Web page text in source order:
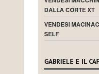
DALLA CORTE XT
VENDESI
SELF
GABRIELE E IL